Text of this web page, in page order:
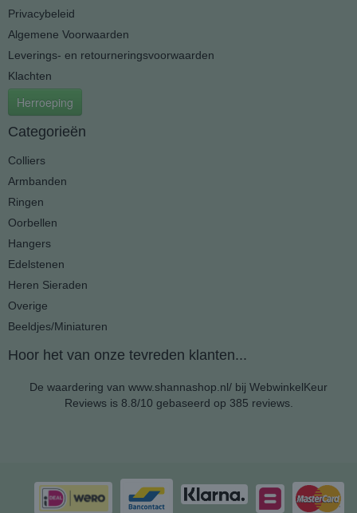
Privacybeleid
Algemene Voorwaarden
Leverings- en retourneringsvoorwaarden
Klachten
Herroeping
Categorieën
Colliers
Armbanden
Ringen
Oorbellen
Hangers
Edelstenen
Heren Sieraden
Overige
Beeldjes/Miniaturen
Hoor het van onze tevreden klanten...
De waardering van www.shannashop.nl/ bij WebwinkelKeur
Reviewsis 8.8/10 gebaseerd op 385 reviews.